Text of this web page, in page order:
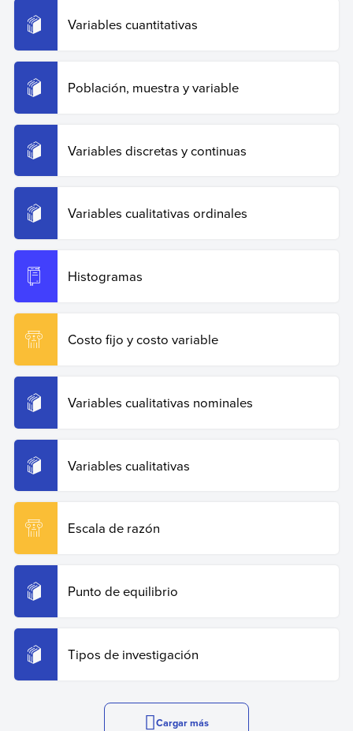
Variables cuantitativas
Población, muestra y variable
Variables discretas y continuas
Variables cualitativas ordinales
Histogramas
Costo fijo y costo variable
Variables cualitativas nominales
Variables cualitativas
Escala de razón
Punto de equilibrio
Tipos de investigación
Cargar más